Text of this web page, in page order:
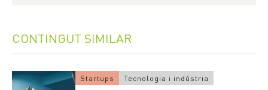
CONTINGUT SIMILAR
Startups Tecnologia i indústria